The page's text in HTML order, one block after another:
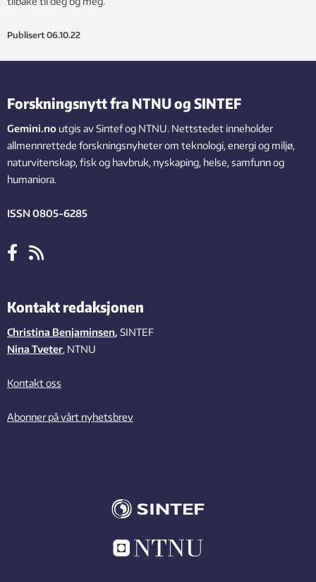
Publisert 06.10.22
Forskningsnytt fra NTNU og SINTEF
Gemini.no utgis av Sintef og NTNU. Nettstedet inneholder
allmennrettede forskningsnyheter om teknologi, energi og miljø,
naturvitenskap, fisk og havbruk, nyskaping, helse, samfunn og
humaniora.
ISSN 0805-6285
Kontakt redaksjonen
Christina Benjaminsen, SINTEF
Nina Tveter, NTNU
Kontakt oss
Abonner på vårt nyhetsbrev